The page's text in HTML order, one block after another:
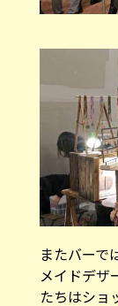
またバーで
メイドデザ
たちはショ